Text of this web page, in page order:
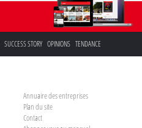
SUCCESS STORY OPINIONS TENDANCE
Annuaire des entreprises
Plan du site
Contact